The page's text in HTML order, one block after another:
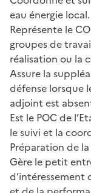
eau énergie local.
Représente le
groupes de
réalisation ou la
Assure la
défense lorsque
adjoint est
Est le POC de
le suivi et la
Préparation de
Gère le petit
d’intéressement